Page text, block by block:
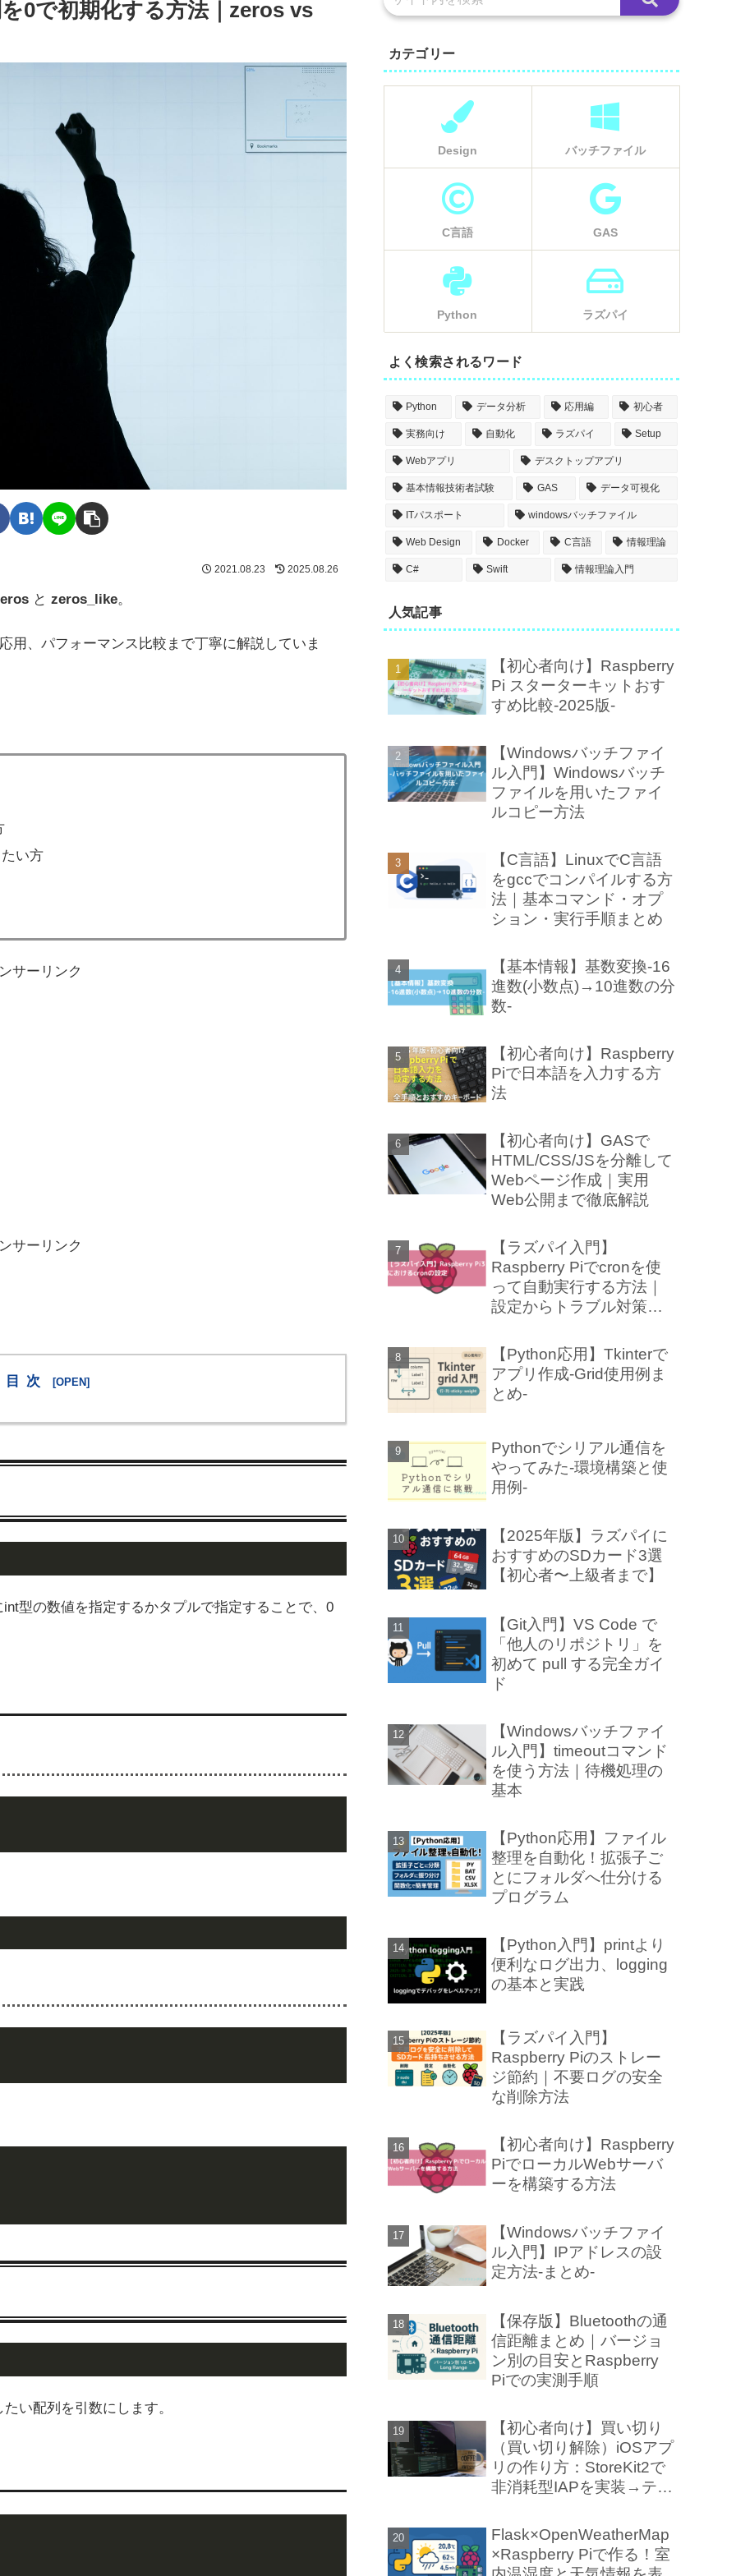
0で初期化する方法｜zeros vs
2021.08.23 2025.08.26
と zeros_like。
用、パフォーマンス比較まで丁寧に解説していま
い方
サーリンク
サーリンク
目次
型の数値を指定するかタプルで指定することで、0
い配列を引数にします。
カテゴリー
Design バッチファイル
C言語 GAS
Python ラズパイ
よく検索されるワード
Python データ分析 応用編 初心者
実務向け 自動化 ラズパイ Setup
Webアプリ デスクトップアプリ
基本情報技術者試験 GAS データ可視化
ITパスポート windowsバッチファイル
Web Design Docker C言語 情報理論
C# Swift 情報理論入門
人気記事
【初心者向け】Raspberry
Pi スターターキットおす
すめ比較-2025版-
【Windowsバッチファイ
ル入門】Windowsバッチ
ファイルを用いたファイ
ルコピー方法
【C言語】LinuxでC言語
をgccでコンパイルする方
法｜基本コマンド・オプ
ション・実行手順まとめ
【基本情報】基数変換-16
進数(小数点)→10進数の分
数-
【初心者向け】Raspberry
Piで日本語を入力する方
法
【初心者向け】GASで
HTML/CSS/JSを分離して
Webページ作成｜実用
Web公開まで徹底解説
【ラズパイ入門】
Raspberry Piでcronを使
って自動実行する方法｜
設定からトラブル対策ま
【Python応用】Tkinterで
アプリ作成-Grid使用例ま
とめ-
Pythonでシリアル通信を
やってみた-環境構築と使
用例-
【2025年版】ラズパイに
おすすめのSDカード3選
【初心者〜上級者まで】
【Git入門】VS Code で
「他人のリポジトリ」を
初めて pull する完全ガイ
ド
【Windowsバッチファイ
ル入門】timeoutコマンド
を使う方法｜待機処理の
基本
【Python応用】ファイル
整理を自動化！拡張子ご
とにフォルダへ仕分ける
プログラム
【Python入門】printより
便利なログ出力、logging
の基本と実践
【ラズパイ入門】
Raspberry Piのストレー
ジ節約｜不要ログの安全
な削除方法
【初心者向け】Raspberry
PiでローカルWebサーバ
ーを構築する方法
【Windowsバッチファイ
ル入門】IPアドレスの設
定方法-まとめ-
【保存版】Bluetoothの通
信距離まとめ｜バージョ
ン別の目安とRaspberry
Piでの実測手順
【初心者向け】買い切り
（買い切り解除）iOSアプ
リの作り方：StoreKit2で
非消耗型IAPを実装→テス
Flask×OpenWeatherMap
×Raspberry Piで作る！室